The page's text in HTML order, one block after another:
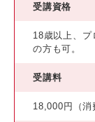
受講資格
18歳以上、プ
の方も可。
受講料
18,000円（消